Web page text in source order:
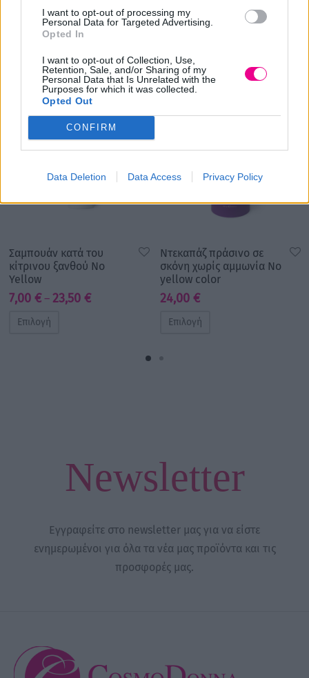
I want to opt-out of processing my
Personal Data for Targeted Advertising.
Opted In
I want to opt-out of Collection, Use,
Retention, Sale, and/or Sharing of my
Personal Data that Is Unrelated with the
Purposes for which it was collected.
Opted Out
CONFIRM
Data Deletion Data Access Privacy Policy
Σχετικά προϊόντα
Σαμπουάν κατά του
κίτρινου ξανθού No
Yellow
7,00 € – 23,50 €Price
Επιλογή
Ντεκαπάζ πράσινο σε
σκόνη χωρίς αμμωνία No
yellow color
24,00 €
Επιλογή
Newsletter
Εγγραφείτε στο newsletter μας για να είστε
ενημερωμένοι για όλα τα νέα μας προϊόντα και τις
προσφορές μας.